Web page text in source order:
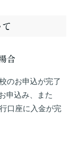
合
のお申込が完了
申込み、また
口座に入金が完